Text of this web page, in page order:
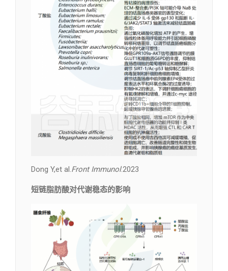
Dong Y,et al.Front Immunol.2023
短链脂肪酸对代谢稳态的影响